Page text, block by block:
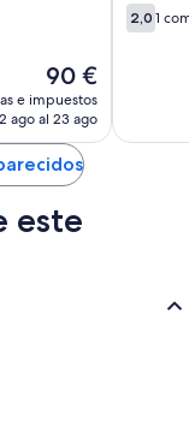
El
precio
actual
de
90 €
90 €
e impuestos
ago al 23 ago
Yunyan
2.0
sobre
2,0 1
este